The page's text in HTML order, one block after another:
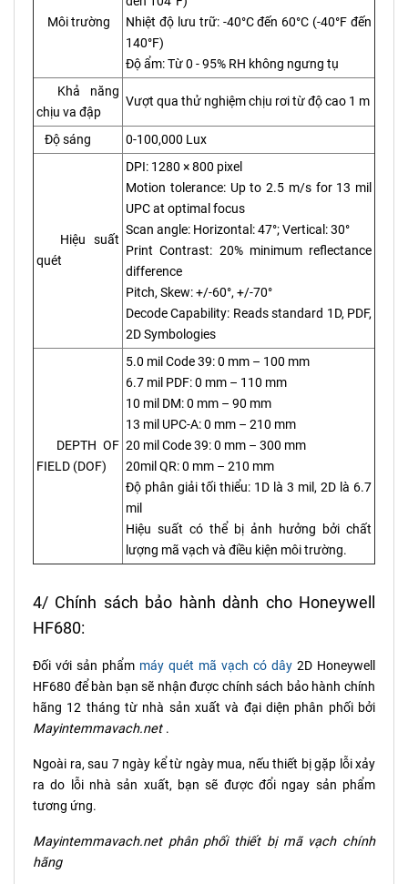
Môi trường
Nhiệt độ lưu trữ: -40°C đến 60°C (-40°F đến
140°F)
Độ ẩm: Từ 0 - 95% RH không ngưng tụ
Khả năng
chịu va đập
Vượt qua thử nghiệm chịu rơi từ độ cao 1 m
Độ sáng 0-100,000 Lux
Hiệu suất
quét
DPI: 1280 × 800 pixel
Motion tolerance: Up to 2.5 m/s for 13 mil
UPC at optimal focus
Scan angle: Horizontal: 47°; Vertical: 30°
Print Contrast: 20% minimum reflectance
difference
Pitch, Skew: +/-60°, +/-70°
Decode Capability: Reads standard 1D, PDF,
2D Symbologies
DEPTH OF
FIELD (DOF)
5.0 mil Code 39: 0 mm – 100 mm
6.7 mil PDF: 0 mm – 110 mm
10 mil DM: 0 mm – 90 mm
13 mil UPC-A: 0 mm – 210 mm
20 mil Code 39: 0 mm – 300 mm
20mil QR: 0 mm – 210 mm
Độ phân giải tối thiểu: 1D là 3 mil, 2D là 6.7
mil
Hiệu suất có thể bị ảnh hưởng bởi chất
lượng mã vạch và điều kiện môi trường.
4/ Chính sách bảo hành dành cho Honeywell
HF680:
Đối với sản phẩm máy quét mã vạch có dây 2D Honeywell
HF680 để bàn bạn sẽ nhận được chính sách bảo hành chính
hãng 12 tháng từ nhà sản xuất và đại diện phân phối bởi
Mayintemmavach.net .
Ngoài ra, sau 7 ngày kể từ ngày mua, nếu thiết bị gặp lỗi xảy
ra do lỗi nhà sản xuất, bạn sẽ được đổi ngay sản phẩm
tương ứng.
Mayintemmavach.net phân phối thiết bị mã vạch chính
hãng